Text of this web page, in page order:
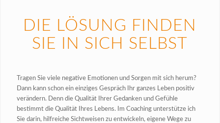
DIE LÖSUNG FINDEN
SIE IN SICH SELBST
Tragen Sie viele negative Emotionen und Sorgen mit sich herum?
Dann kann schon ein einziges Gespräch Ihr ganzes Leben positiv
verändern. Denn die Qualität Ihrer Gedanken und Gefühle
bestimmt die Qualität Ihres Lebens. Im Coaching unterstütze ich
Sie darin, hilfreiche Sichtweisen zu entwickeln, eigene Wege zu